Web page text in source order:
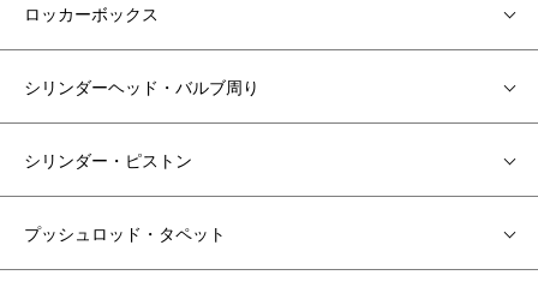
ロッカーボックス
シリンダーヘッド・バルブ周り
シリンダー・ピストン
プッシュロッド・タペット